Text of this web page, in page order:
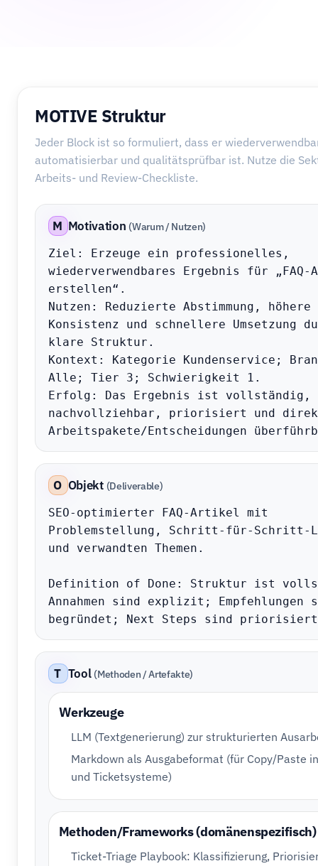
MOTIVE Struktur
Jeder Block ist so formuliert, dass er
automatisierbar und qualitätsprüfbar ist. Nutze die
Arbeits- und Review-Checkliste.
M Motivation (Warum / Nutzen)
Ziel: Erzeuge ein professionelles,
wiederverwendbares Ergebnis für
erstellen“.
Nutzen: Reduzierte Abstimmung, höhere
Konsistenz und schnellere Umsetzung
klare Struktur.
Kontext: Kategorie Kundenservice;
Alle; Tier 3; Schwierigkeit 1.
Erfolg: Das Ergebnis ist vollständig,
nachvollziehbar, priorisiert und
Arbeitspakete/Entscheidungen
O Objekt (Deliverable)
SEO-optimierter FAQ-Artikel mit
Problemstellung, Schritt-für-Schritt-
und verwandten Themen.
Definition of Done: Struktur ist
Annahmen sind explizit; Empfehlungen
begründet; Next Steps sind
T Tool (Methoden / Artefakte)
Werkzeuge
LLM (Textgenerierung) zur strukturierten
Markdown als Ausgabeformat (für Copy/Paste
und Ticketsysteme)
Methoden/Frameworks (domänenspezifisch)
Ticket-Triage Playbook: Klassifizierung,